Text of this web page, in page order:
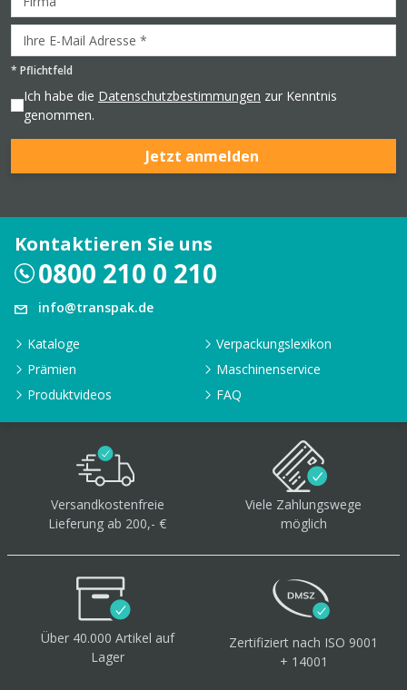
* Pflichtfeld
Ich habe die Datenschutzbestimmungen zur Kenntnis
genommen.
Jetzt anmelden
Kontaktieren Sie uns
0800 210 0 210
info@transpak.de
Kataloge
Verpackungslexikon
Prämien
Maschinenservice
Produktvideos
FAQ
Versandkostenfreie
Lieferung ab 200,- €
Viele Zahlungswege
möglich
Über 40.000 Artikel auf
Lager
Zertifiziert nach ISO 9001
+ 14001